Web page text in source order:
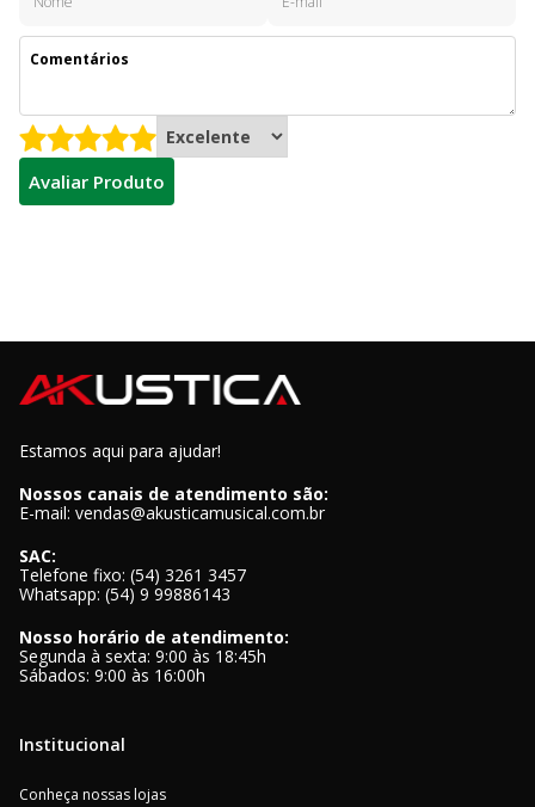
Avaliar Produto
Estamos aqui para ajudar!
Nossos canais de atendimento são:
E-mail: vendas@akusticamusical.com.br
SAC:
Telefone fixo: (54) 3261 3457
Whatsapp: (54) 9 99886143
Nosso horário de atendimento:
Segunda à sexta: 9:00 às 18:45h
Sábados: 9:00 às 16:00h
Institucional
Conheça nossas lojas